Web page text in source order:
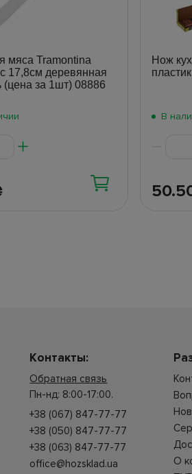
мяса Tramontina
17,8см деревянная
(цена за 1шт) 08886
Нож
пластик
В
Контакты:
Обратная связь
Пн-нд: 8:00-17:00.
+38 (067) 847-77-77
+38 (050) 847-77-77
+38 (063) 847-77-77
office@hozsklad.ua
О